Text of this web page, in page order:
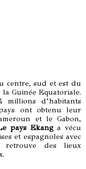
centre, sud et est du
Guinée Equatoriale.
d’habitants
ont obtenu leur
et le Gabon,
pays Ekanga vécu
et espagnoles avec
retrouve des lieux